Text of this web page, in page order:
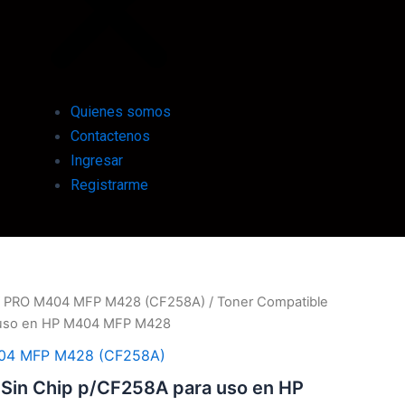
Quienes somos
Contactenos
Ingresar
Registrarme
PRO M404 MFP M428 (CF258A) / Toner Compatible
en HP M404 MFP M428
MFP M428 (CF258A)
Chip p/CF258A para uso en HP